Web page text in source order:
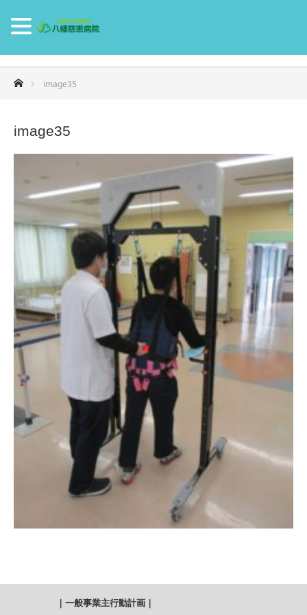
ホームimage35
image35
｜ 一般事業主行動計画｜